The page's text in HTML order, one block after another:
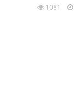
1081